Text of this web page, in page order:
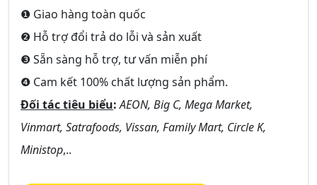
❶ Giao hàng toàn quốc
❷ Hỗ trợ đổi trả do lỗi và sản xuất
❸ Sẵn sàng hỗ trợ, tư vấn miễn phí
❹ Cam kết 100% chất lượng sản phẩm.
Đối tác tiêu biểu: AEON, Big C, Mega Market,
Vinmart, Satrafoods, Vissan, Family Mart, Circle K,
Ministop,..